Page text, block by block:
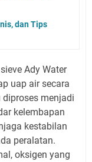
dan Tips
Ady Water
uap air secara
menjadi
kelembapan
kestabilan
peralatan.
oksigen yang